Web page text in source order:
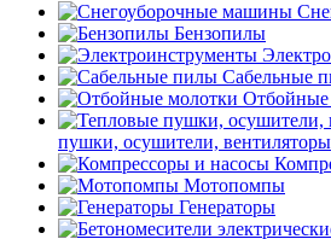
Бензопилы
Сабельные
Отбойные
пушки, осушители, вентиляторы
Мотопомпы
Генераторы